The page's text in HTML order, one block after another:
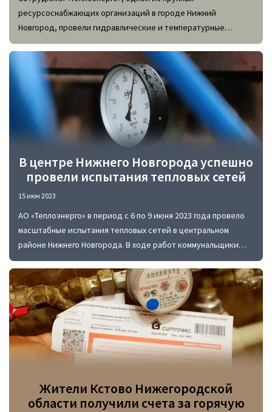
ресурсоснабжающих организаций в городе Нижний
Новгород, провели гидравлические и температурные
испытания уже более 1,5 тысячи километров теплосетей на
территории регионального центра.
В центре Нижнего Новгорода успешно
провели испытания тепловых сетей
15 июн 2023
АО «Теплоэнерго» в период с 6 по 9 июня 2023 года провело
масштабные испытания тепловых сетей в центральном
районе Нижнего Новгорода. В ходе работ коммунальщики
протестировали больше десятка километров теплосетей,
которые относятся к Нагорной ТЭЦ.
Жители Кстово Нижегородской
области получили счета за горячую